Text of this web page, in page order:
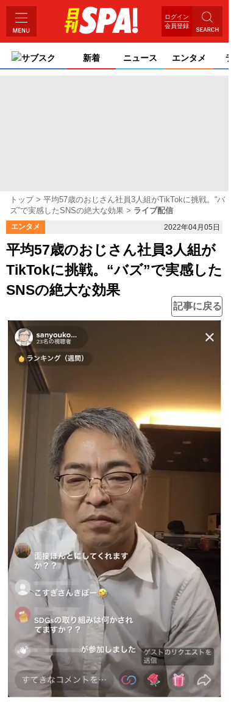
ログイン
会員登録
サブスク 新着 ニュース エンタメ
トップ
平均57歳のおじさん社員3人組がTikTokに挑戦。“バ
ズ”で実感したSNSの絶大な効果
ライブ配信
エンタメ 2022年04月05日
平均57歳のおじさん社員3人組が
TikTokに挑戦。“バズ”で実感した
SNSの絶大な効果
記事に戻る